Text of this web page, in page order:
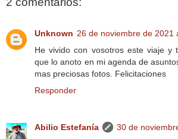
Unknown 26 de noviembre de 2021
He vivido con vosotros este viaje y
que lo anoto en mi agenda de
mas preciosas fotos. Felicitaciones
Responder
Abilio Estefanía
30 de